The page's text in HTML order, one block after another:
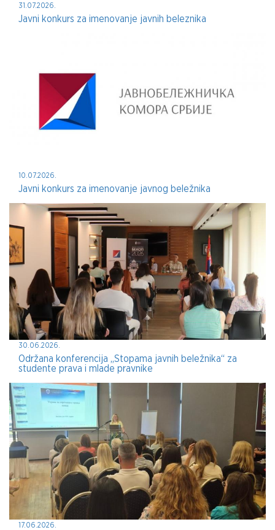
31.07.2026.
Javni konkurs za imenovanje javnih beleznika
10.07.2026.
Javni konkurs za imenovanje javnog beležnika
30.06.2026.
Održana konferencija „Stopama javnih beležnika“ za
studente prava i mlade pravnike
17.06.2026.